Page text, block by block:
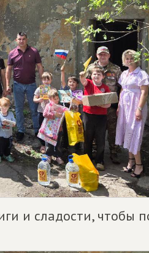
и сладости, чтобы